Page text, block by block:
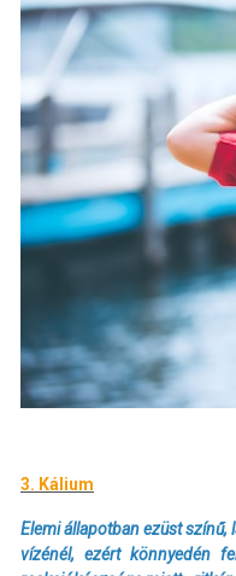
3. Kálium
Elemi állapotban ezüst színű,
vízénél, ezért könnyedén